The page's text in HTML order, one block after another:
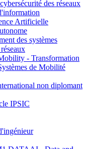
des réseaux
Artificielle
des systèmes
- Transformation
de Mobilité
non diplomant
IPSIC